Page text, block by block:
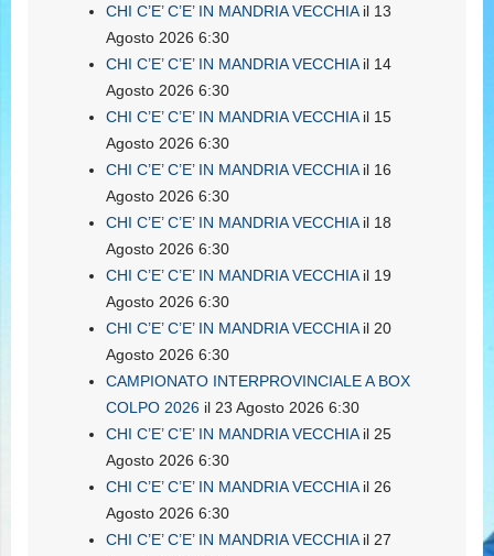
CHI C’E’ C’E’ IN MANDRIA VECCHIAil 13
Agosto 2026 6:30
CHI C’E’ C’E’ IN MANDRIA VECCHIAil 14
Agosto 2026 6:30
CHI C’E’ C’E’ IN MANDRIA VECCHIAil 15
Agosto 2026 6:30
CHI C’E’ C’E’ IN MANDRIA VECCHIAil 16
Agosto 2026 6:30
CHI C’E’ C’E’ IN MANDRIA VECCHIAil 18
Agosto 2026 6:30
CHI C’E’ C’E’ IN MANDRIA VECCHIAil 19
Agosto 2026 6:30
CHI C’E’ C’E’ IN MANDRIA VECCHIAil 20
Agosto 2026 6:30
CAMPIONATO INTERPROVINCIALE A BOX
COLPO 2026 il 23 Agosto 2026 6:30
CHI C’E’ C’E’ IN MANDRIA VECCHIAil 25
Agosto 2026 6:30
CHI C’E’ C’E’ IN MANDRIA VECCHIAil 26
Agosto 2026 6:30
CHI C’E’ C’E’ IN MANDRIA VECCHIAil 27